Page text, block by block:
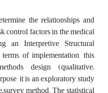
the relationships and
control factors in the medical
an Interpretive Structural
of implementation, this
design (qualitative–
it is an exploratory study